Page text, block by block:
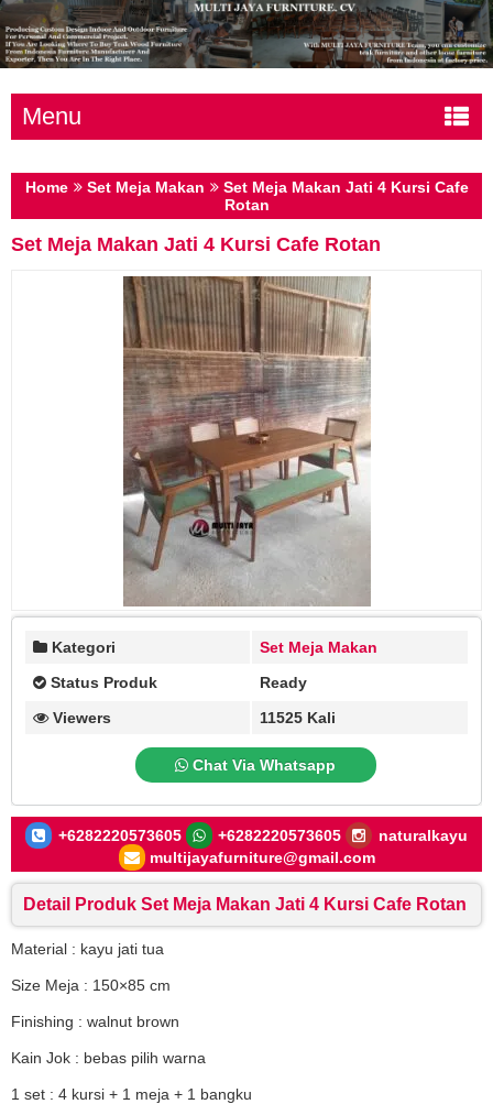
Menu
Home Set Meja Makan
Set Meja Makan Jati 4 Kursi Cafe
Rotan
Set Meja Makan Jati 4 Kursi Cafe Rotan
Kategori
Set Meja Makan
Status Produk
Ready
Viewers
11525 Kali
Chat Via Whatsapp
+6282220573605 +6282220573605
naturalkayu
multijayafurniture@gmail.com
Detail Produk Set Meja Makan Jati 4 Kursi Cafe Rotan
Material : kayu jati tua
Size Meja : 150×85 cm
Finishing : walnut brown
Kain Jok : bebas pilih warna
1 set : 4 kursi + 1 meja + 1 bangku